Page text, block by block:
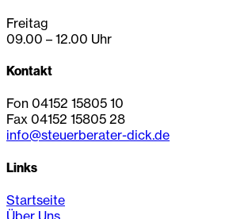
Freitag
09.00 – 12.00 Uhr
Kontakt
Fon 04152 15805 10
Fax 04152 15805 28
info@steuerberater-dick.de
Links
Startseite
Über Uns